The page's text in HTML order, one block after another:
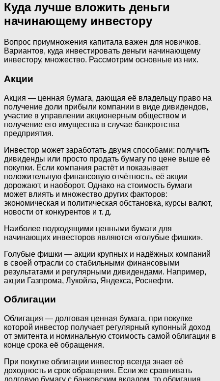
Куда лучше вложить деньги
начинающему инвестору
Вопрос приумножения капитала важен для новичков.
Вариантов, куда инвестировать деньги начинающему
инвестору, множество. Рассмотрим основные из них.
Акции
Акция — ценная бумага, дающая её владельцу право на
получение доли прибыли компании в виде дивидендов,
участие в управлении акционерным обществом и
получение его имущества в случае банкротства
предприятия.
Инвестор может заработать двумя способами: получить
дивиденды или просто продать бумагу по цене выше её
покупки. Если компания растёт и показывает
положительную финансовую отчётность, её акции
дорожают, и наоборот. Однако на стоимость бумаги
может влиять и множество других факторов:
экономическая и политическая обстановка, курсы валют,
новости от конкурентов и т. д.
Наиболее подходящими ценными бумаги для
начинающих инвесторов являются «голубые фишки».
Голубые фишки — акции крупных и надёжных компаний
в своей отрасли со стабильными финансовыми
результатами и регулярными дивидендами. Например,
акции Газпрома, Лукойла, Яндекса, Роснефти.
Облигации
Облигация — долговая ценная бумага, при покупке
которой инвестор получает регулярный купонный доход
от эмитента и номинальную стоимость самой облигации в
конце срока её обращения.
При покупке облигации инвестор всегда знает её
доходность и срок обращения. Если же сравнивать